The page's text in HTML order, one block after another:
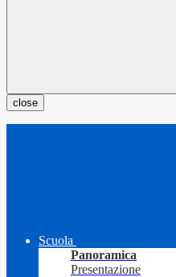
close
Scuola
Panoramica
Presentazione